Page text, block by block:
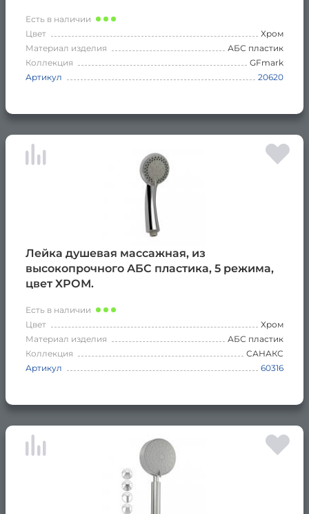
Есть в наличии
Цвет
Хром
Материал изделия
АБС пластик
Коллекция
GFmark
Артикул
20620
Лейка душевая массажная, из
высокопрочного АБС пластика, 5 режима,
цвет ХРОМ.
Есть в наличии
Цвет
Хром
Материал изделия
АБС пластик
Коллекция
САНАКС
Артикул
60316